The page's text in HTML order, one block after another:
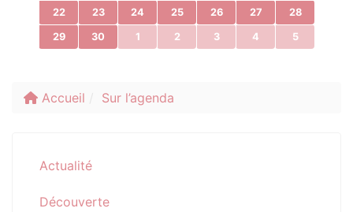
22 23 24 25 26 27 28
29 30 1 2 3 4 5
Accueil Sur l’agenda
Actualité
Découverte